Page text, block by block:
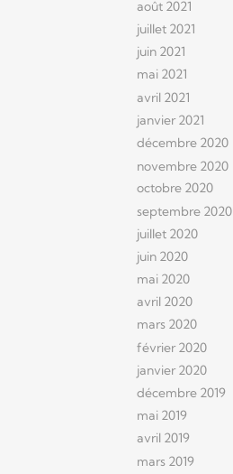
août 2021
juillet 2021
juin 2021
mai 2021
avril 2021
janvier 2021
décembre 2020
novembre 2020
octobre 2020
septembre 2020
juillet 2020
juin 2020
mai 2020
avril 2020
mars 2020
février 2020
janvier 2020
décembre 2019
mai 2019
avril 2019
mars 2019